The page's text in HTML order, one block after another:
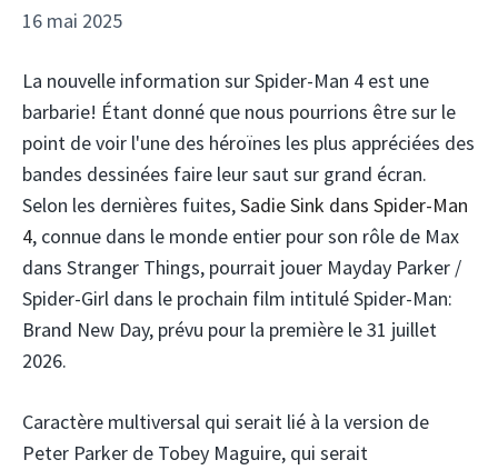
16 mai 2025
La nouvelle information sur Spider-Man 4 est une
barbarie! Étant donné que nous pourrions être sur le
point de voir l'une des héroïnes les plus appréciées des
bandes dessinées faire leur saut sur grand écran.
Selon les dernières fuites,Sadie Sink dans Spider-Man
4, connue dans le monde entier pour son rôle de Max
dans Stranger Things, pourrait jouer Mayday Parker /
Spider-Girl dans le prochain film intitulé Spider-Man:
Brand New Day, prévu pour la première le 31 juillet
2026.
Caractère multiversal qui serait lié à la version de
Peter Parker de Tobey Maguire, qui serait